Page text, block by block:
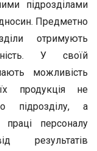
підрозділами
Предметно
отримують
У своїй
можливість
продукція не
підрозділу, а
праці персоналу
результатів